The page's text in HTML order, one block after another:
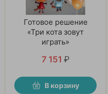
Готовое решение
«Три кота зовут
играть»
7 151 ₽
В корзину